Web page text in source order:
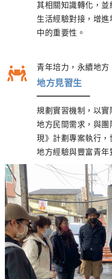
其相關知識轉化，
生活經驗對接，增
中的重要性。
青年培力，永續地方
地方見習生
規劃實習機制，以
地方民間需求，與
現》計劃專案執行
地方經驗與豐富青年